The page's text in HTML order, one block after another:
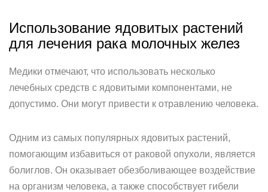
Использование ядовитых растений
для лечения рака молочных желез
Медики отмечают, что использовать несколько
лечебных средств с ядовитыми компонентами, не
допустимо. Они могут привести к отравлению человека.
Одним из самых популярных ядовитых растений,
помогающим избавиться от раковой опухоли, является
болиглов. Он оказывает обезболивающее воздействие
на организм человека, а также способствует гибели